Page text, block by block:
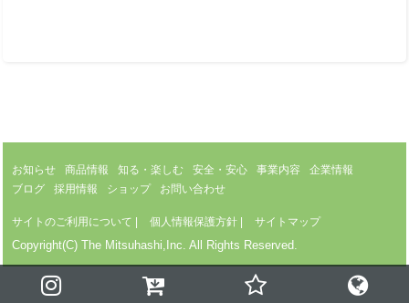
お知らせ 商品情報 知る・楽しむ 安全・安心 事業内容
企業情報
ブログ
採用情報 ショップ お問い合わせ
サイトのご利用について 個人情報保護方針 サイトマップ
Copyright(C) The Mitsuhashi,Inc. All Rights Reserved.